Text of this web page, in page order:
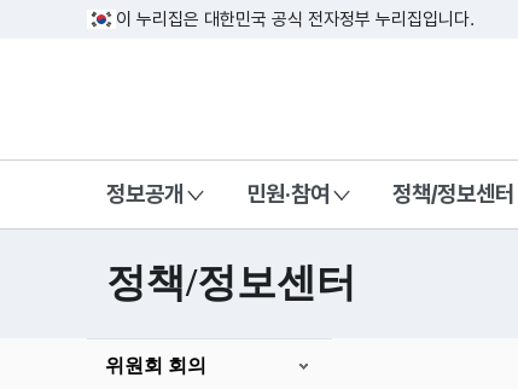
이 누리집은 대한민국 공식 전자정부 누리집입니다.
정보공개 민원·참여 정책/정보센터
정책/정보센터
위원회 회의